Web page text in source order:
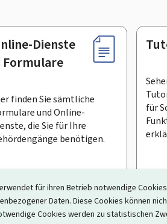
für ihren Betrieb notwendige
Daten. Diese Cookies können
Cookies werden zu statistischen
Dienste
Formulare
finden Sie sämtliche
und Online-
die Sie für Ihre
benötigen.
für
informiert Den Newsletter